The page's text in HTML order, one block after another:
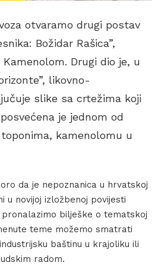
otvaramo drugi postav
Božidar Rašica”,
Drugi dio je, u
likovno-
slike sa crtežima koji
je jednom od
kamenolomu u
da je nepoznanica u hrvatskoj
u novijoj izložbenoj povijesti
pronalazimo bilješke o tematskoj
teme možemo smatrati
baštinu u krajoliku ili
radom.